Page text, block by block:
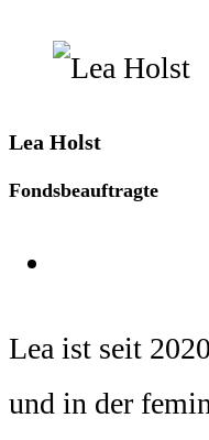
Lea Holst
Fondsbeauftragte
Lea ist seit
und in der